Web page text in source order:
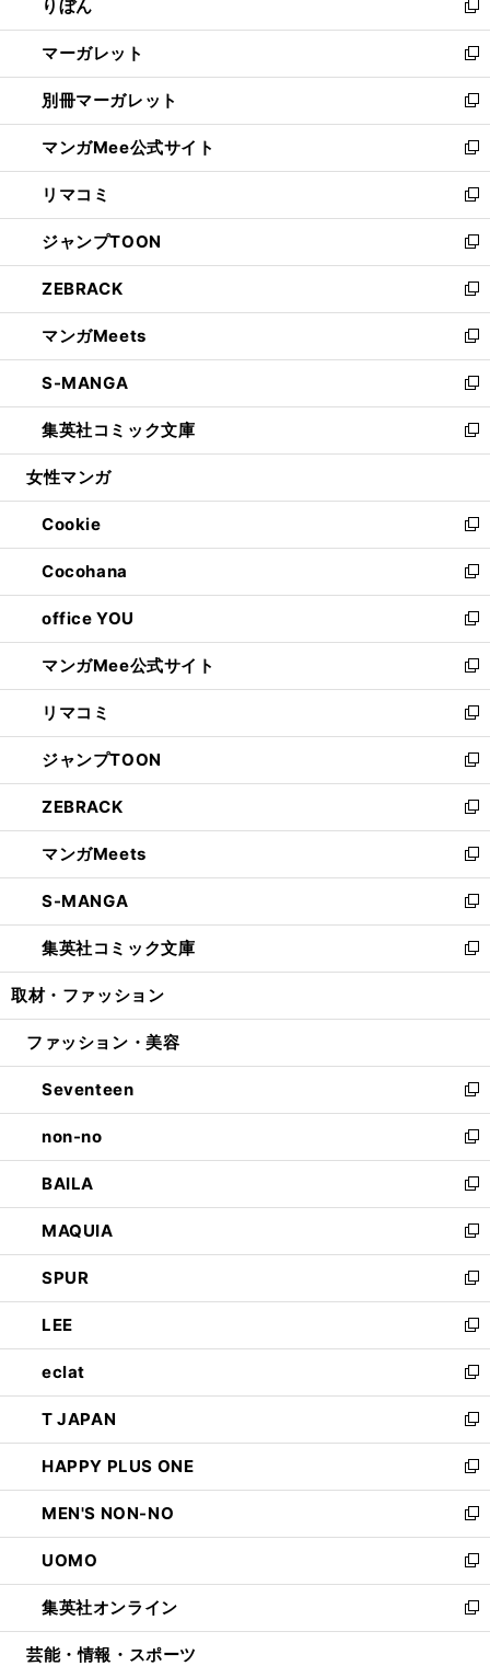
く
で
開
く
ド
ウ
で
開
く
ィ
ン
ド
ウ
で
開
く
りぼん
新
し
い
ウ
ィ
ン
ド
ウ
で
開
く
マーガレット
新
し
い
ウ
ィ
ン
ド
ウ
で
開
く
別冊マーガレット
新
し
い
ウ
ィ
ン
ド
ウ
で
開
く
マンガMee公式サイト
新
し
い
ウ
ィ
ン
ド
ウ
で
開
く
リマコミ
新
し
い
ウ
ィ
ン
ド
ウ
で
開
く
ジャンプTOON
新
し
い
ウ
ィ
ン
ド
ウ
で
開
ZEBRACK
新
し
い
ウ
ィ
ン
ド
ウ
開
く
マンガMeets
新
し
い
ウ
ィ
ン
ウ
で
開
く
S-MANGA
新
し
い
ウ
ン
ド
ウ
で
開
く
集英社コミック文庫
新
し
ウ
ィ
ン
ド
ウ
で
開
く
女性マンガ
Cookie
新
し
い
ウ
ィ
ン
ド
ウ
で
開
く
Cocohana
新
し
い
ウ
ィ
ン
ド
ウ
で
開
く
office YOU
新
し
い
ウ
ィ
ン
ド
ウ
で
開
く
マンガMee公式サイト
新
し
い
ウ
ィ
ン
ド
ウ
で
開
く
リマコミ
新
し
い
ウ
ィ
ン
ド
ウ
で
開
く
ジャンプTOON
新
し
い
ウ
ィ
ン
ド
ウ
で
開
ZEBRACK
新
し
い
ウ
ィ
ン
ド
ウ
開
マンガMeets
新
し
い
ウ
ィ
ン
ウ
開
く
S-MANGA
新
し
い
ウ
ン
ウ
で
開
く
集英社コミック文庫
新
し
ウ
ン
ド
ウ
で
開
く
取材・ファッション
ファッション・美容
Seventeen
新
し
い
ウ
ィ
ン
ド
ウ
で
開
く
non-no
新
し
い
ウ
ィ
ン
ド
ウ
で
開
く
BAILA
新
し
い
ウ
ィ
ン
ド
ウ
で
開
く
MAQUIA
新
し
い
ウ
ィ
ン
ド
ウ
で
開
く
SPUR
新
し
い
ウ
ィ
ン
ド
ウ
で
開
く
LEE
新
し
い
ウ
ィ
ン
ド
ウ
で
開
く
eclat
新
し
い
ウ
ィ
ン
ド
ウ
で
開
く
T JAPAN
新
し
い
ウ
ィ
ン
ド
ウ
で
開
HAPPY PLUS ONE
新
し
い
ウ
ィ
ン
ド
ウ
MEN'S NON-NO
新
し
い
ウ
ィ
ン
UOMO
新
し
い
ウ
集英社オンライン
新
し
芸能・情報・スポーツ